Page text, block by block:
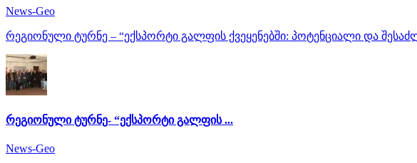
News-Geo
რეგიონული ტურნე – “ექსპორტი გალფის ქვეყენებში: პოტენციალი და
რეგიონული ტურნე- “ექსპორტი გალფის ...
News-Geo